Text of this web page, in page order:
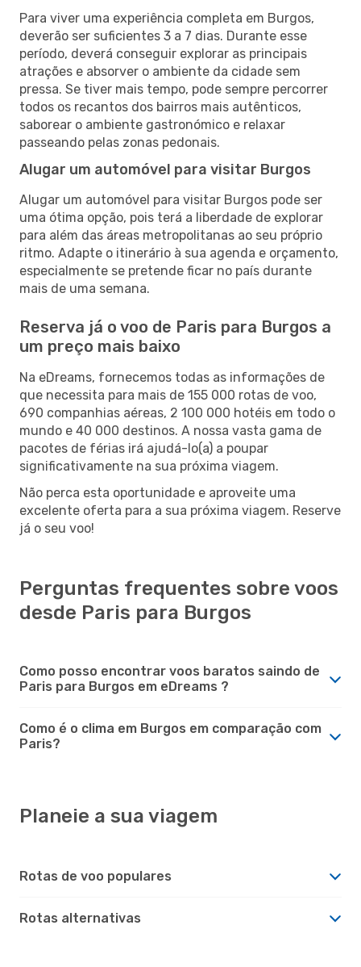
Para viver uma experiência completa em Burgos,
deverão ser suficientes 3 a 7 dias. Durante esse
período, deverá conseguir explorar as principais
atrações e absorver o ambiente da cidade sem
pressa. Se tiver mais tempo, pode sempre percorrer
todos os recantos dos bairros mais autênticos,
saborear o ambiente gastronómico e relaxar
passeando pelas zonas pedonais.
Alugar um automóvel para visitar Burgos
Alugar um automóvel para visitar Burgos pode ser
uma ótima opção, pois terá a liberdade de explorar
para além das áreas metropolitanas ao seu próprio
ritmo. Adapte o itinerário à sua agenda e orçamento,
especialmente se pretende ficar no país durante
mais de uma semana.
Reserva já o voo de Paris para Burgos a
um preço mais baixo
Na eDreams, fornecemos todas as informações de
que necessita para mais de 155 000 rotas de voo,
690 companhias aéreas, 2 100 000 hotéis em todo o
mundo e 40 000 destinos. A nossa vasta gama de
pacotes de férias irá ajudá-lo(a) a poupar
significativamente na sua próxima viagem.
Não perca esta oportunidade e aproveite uma
excelente oferta para a sua próxima viagem. Reserve
já o seu voo!
Perguntas frequentes sobre voos
desde Paris para Burgos
Como posso encontrar voos baratos saindo de
Paris para Burgos em eDreams ?
Como é o clima em Burgos em comparação com
Paris?
Planeie a sua viagem
Rotas de voo populares
Rotas alternativas